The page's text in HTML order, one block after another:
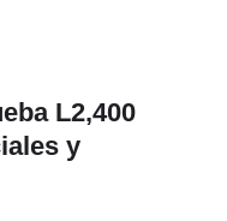
L2,400
y